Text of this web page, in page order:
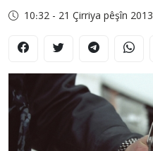
10:32 - 21 Çirriya pêşîn 2013